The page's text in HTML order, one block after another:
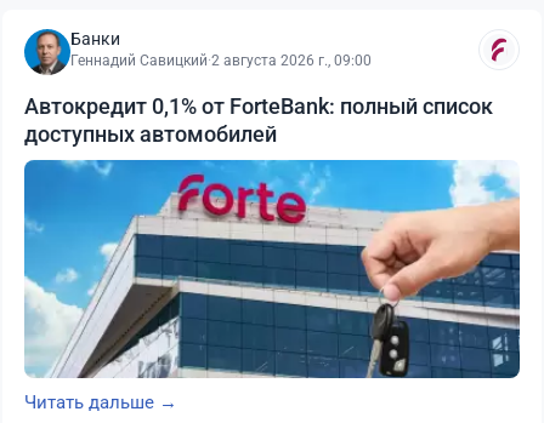
Банки
Геннадий Савицкий·2 августа 2026 г., 09:00
Автокредит 0,1% от ForteBank: полный список
доступных автомобилей
Читать дальше →